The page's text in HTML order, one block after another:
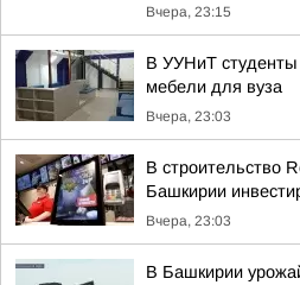
Вчера, 23:15
В УУНиТ студенты
мебели для вуза
Вчера, 23:03
В строительство
Башкирии
Вчера, 23:03
В Башкирии